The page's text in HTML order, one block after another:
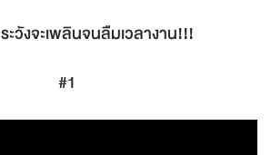
ระวังจะเพลินจนลืมเวลางาน!!!
#1